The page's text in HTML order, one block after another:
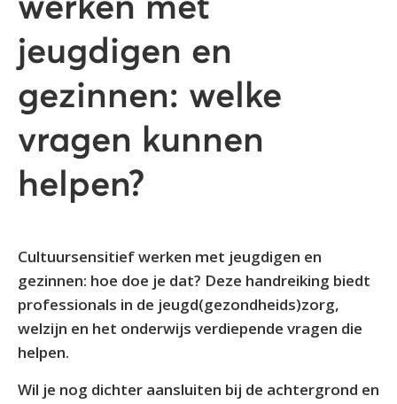
werken met
jeugdigen en
gezinnen: welke
vragen kunnen
helpen?
Cultuursensitief werken met jeugdigen en
gezinnen: hoe doe je dat? Deze handreiking biedt
professionals in de jeugd(gezondheids)zorg,
welzijn en het onderwijs verdiepende vragen die
helpen.
Wil je nog dichter aansluiten bij de achtergrond en